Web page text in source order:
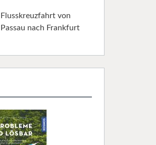
Flusskreuzfahrt von
Passau nach Frankfurt